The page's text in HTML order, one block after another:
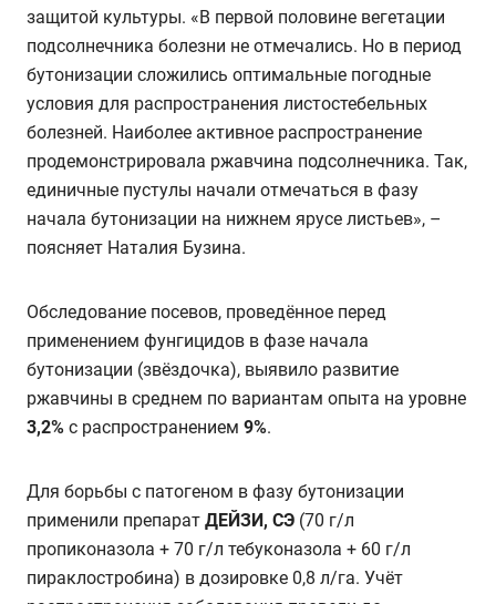
защитой культуры. «В первой половине вегетации
подсолнечника болезни не отмечались. Но в период
бутонизации сложились оптимальные погодные
условия для распространения листостебельных
болезней. Наиболее активное распространение
продемонстрировала ржавчина подсолнечника. Так,
единичные пустулы начали отмечаться в фазу
начала бутонизации на нижнем ярусе листьев», –
поясняет Наталия Бузина.
Обследование посевов, проведённое перед
применением фунгицидов в фазе начала
бутонизации (звёздочка), выявило развитие
ржавчины в среднем по вариантам опыта на уровне
3,2% с распространением 9%.
Для борьбы с патогеном в фазу бутонизации
применили препарат ДЕЙЗИ, СЭ (70 г/л
пропиконазола + 70 г/л тебуконазола + 60 г/л
пираклостробина) в дозировке 0,8 л/га. Учёт